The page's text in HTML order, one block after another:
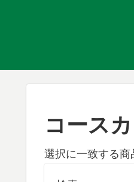
コース
選択に一致する商